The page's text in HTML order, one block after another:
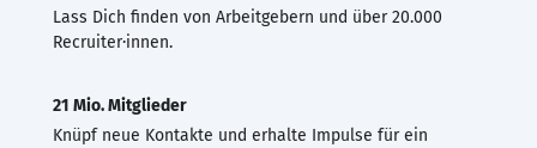
Lass Dich finden von Arbeitgebern und über 20.000
Recruiter·innen.
21 Mio. Mitglieder
Knüpf neue Kontakte und erhalte Impulse für ein